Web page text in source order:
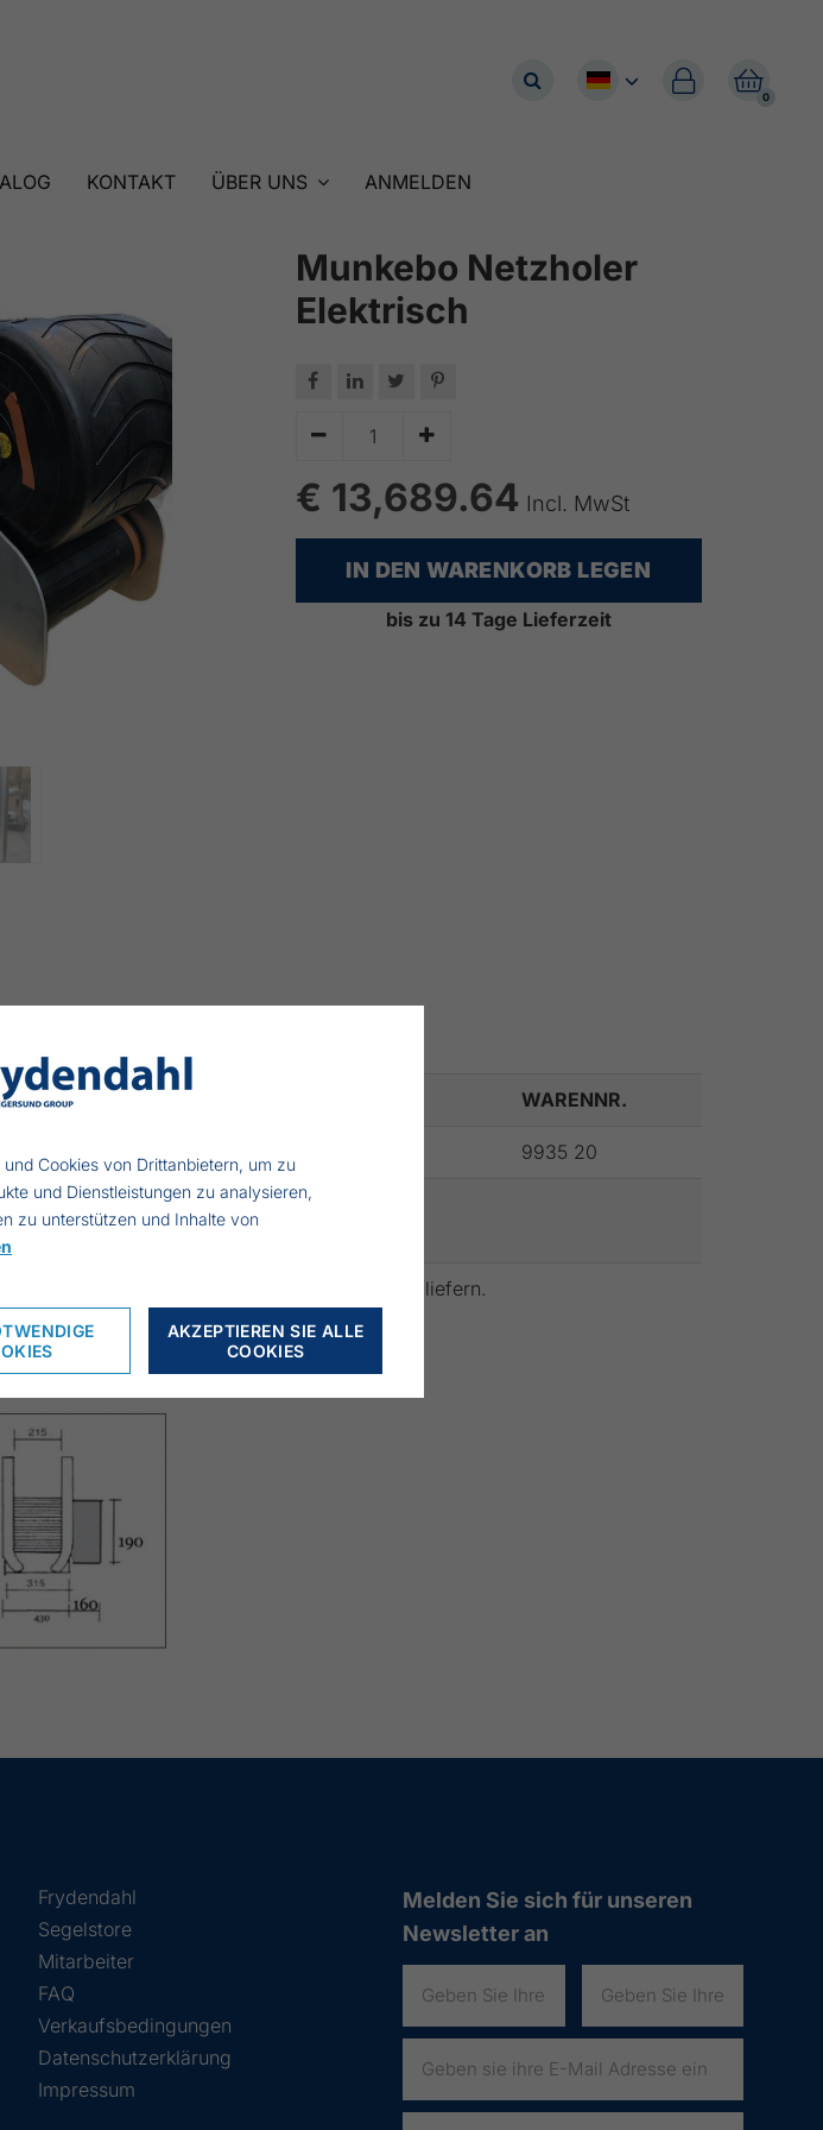

0

KONTAKT ÜBER UNS ANMELDEN
Munkebo Netzholer
Elektrisch
   
 
€ 13,689.64 Incl. MwSt
IN DEN WARENKORB LEGEN
bis zu 14 Tage Lieferzeit
WARENNR.
9935 20
- Gewicht: 50 kg
Netzholer können wir einen Batteriekasten liefern.
Frydendahl
Segelstore
Mitarbeiter
FAQ
Verkaufsbedingungen
Datenschutzerklärung
Impressum
Melden Sie sich für unseren
Newsletter an
Cookies von Drittanbietern, um zu
und Dienstleistungen zu analysieren,
zu unterstützen und Inhalte von
AKZEPTIEREN SIE ALLE
COOKIES